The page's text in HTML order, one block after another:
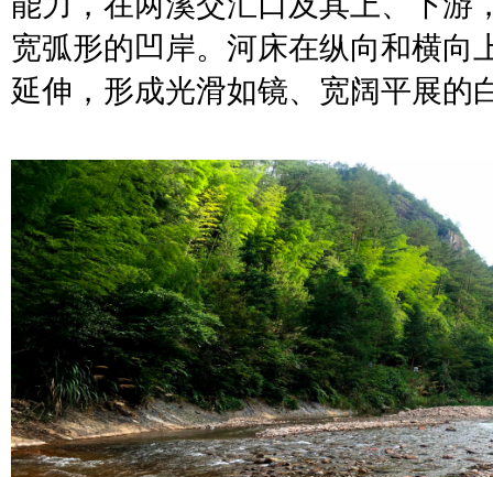
宽弧形的凹岸。河床在纵向和横向
延伸，形成光滑如镜、宽阔平展的